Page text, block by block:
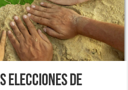
elecciones de